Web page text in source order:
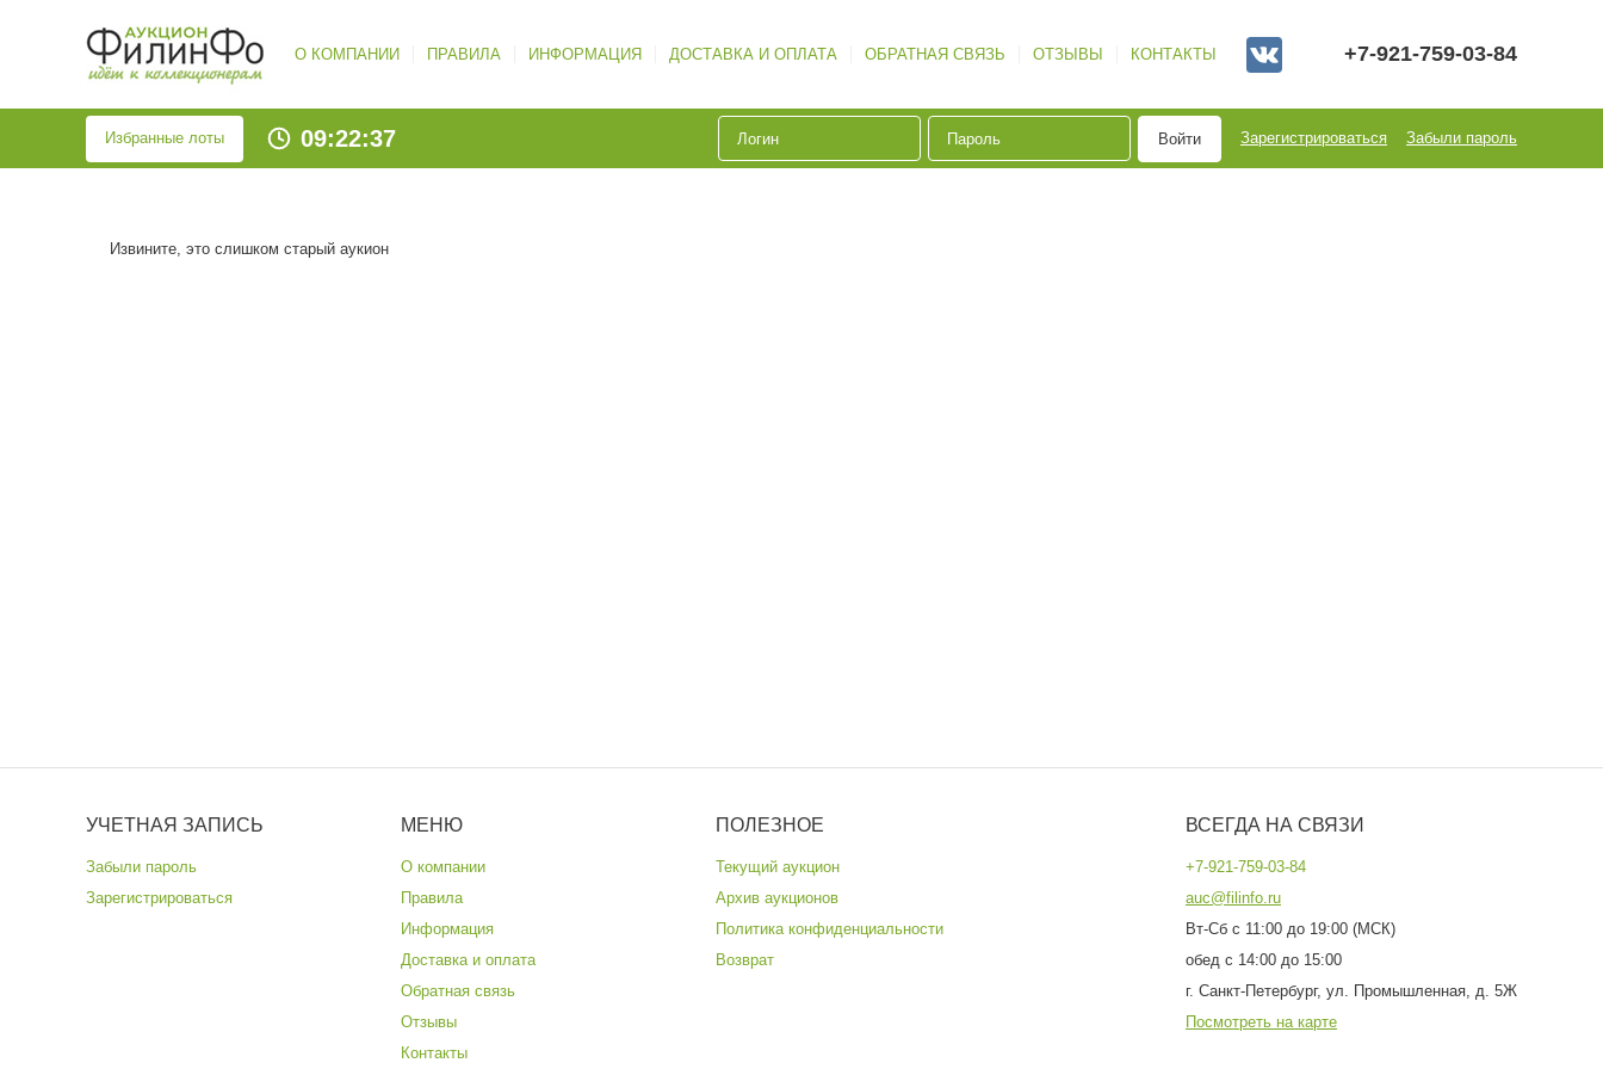
О КОМПАНИИ ПРАВИЛА ИНФОРМАЦИЯ ДОСТАВКА И ОПЛАТА ОБРАТНАЯ СВЯЗЬ ОТЗЫВЫ КОНТАКТЫ +7-921-759-03-84
Избранные лоты 09:22:37 Войти Зарегистрироваться Забыли пароль
Извините, это слишком старый аукион
УЧЕТНАЯ ЗАПИСЬ
Забыли пароль
Зарегистрироваться
МЕНЮ
О компании
Правила
Информация
Доставка и оплата
Обратная связь
Отзывы
Контакты
ПОЛЕЗНОЕ
Текущий аукцион
Архив аукционов
Политика конфиденциальности
Возврат
ВСЕГДА НА СВЯЗИ
+7-921-759-03-84
auc@filinfo.ru
Вт-Сб с 11:00 до 19:00 (МСК)
обед с 14:00 до 15:00
г. Санкт-Петербург, ул. Промышленная, д. 5Ж
Посмотреть на карте